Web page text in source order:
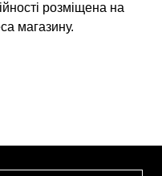
розміщена на
магазину.